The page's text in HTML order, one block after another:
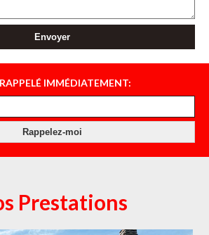
IMMÉDIATEMENT:
Prestations